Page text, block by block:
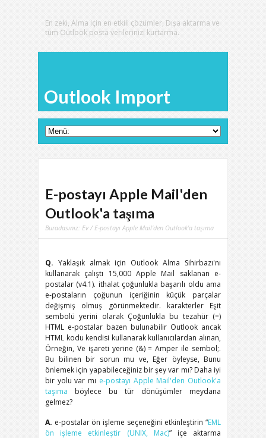
En zeki, Alma için en etkili çözümler, Dışa aktarma ve
tüm Outlook posta verilerinizi kurtarma.
Outlook Import
E-postayı Apple Mail'den
Outlook'a taşıma
Buradasınız: Ev / E-postayı Apple Mail'den Outlook'a taşıma
Q. Yaklaşık almak için Outlook Alma Sihirbazı'nı
kullanarak çalıştı 15,000 Apple Mail saklanan e-
postalar (v4.1). ithalat çoğunlukla başarılı oldu ama
e-postaların çoğunun içeriğinin küçük parçalar
değişmiş olmuş görünmektedir. karakterler Eşit
sembolü yerini olarak Çoğunlukla bu tezahür (=)
HTML e-postalar bazen bulunabilir Outlook ancak
HTML kodu kendisi kullanarak kullanıcılardan alınan,
Örneğin, Ve işareti yerine (&) = Amper ile sembol;.
Bu bilinen bir sorun mu ve, Eğer öyleyse, Bunu
önlemek için yapabileceğiniz bir şey var mı? Daha iyi
bir yolu var mı e-postayı Apple Mail'den Outlook'a
taşıma böylece bu tür dönüşümler meydana
gelmez?
A. e-postalar ön işleme seçeneğini etkinleştirin “EML
ön işleme etkinleştir (UNIX, Mac)” içe aktarma